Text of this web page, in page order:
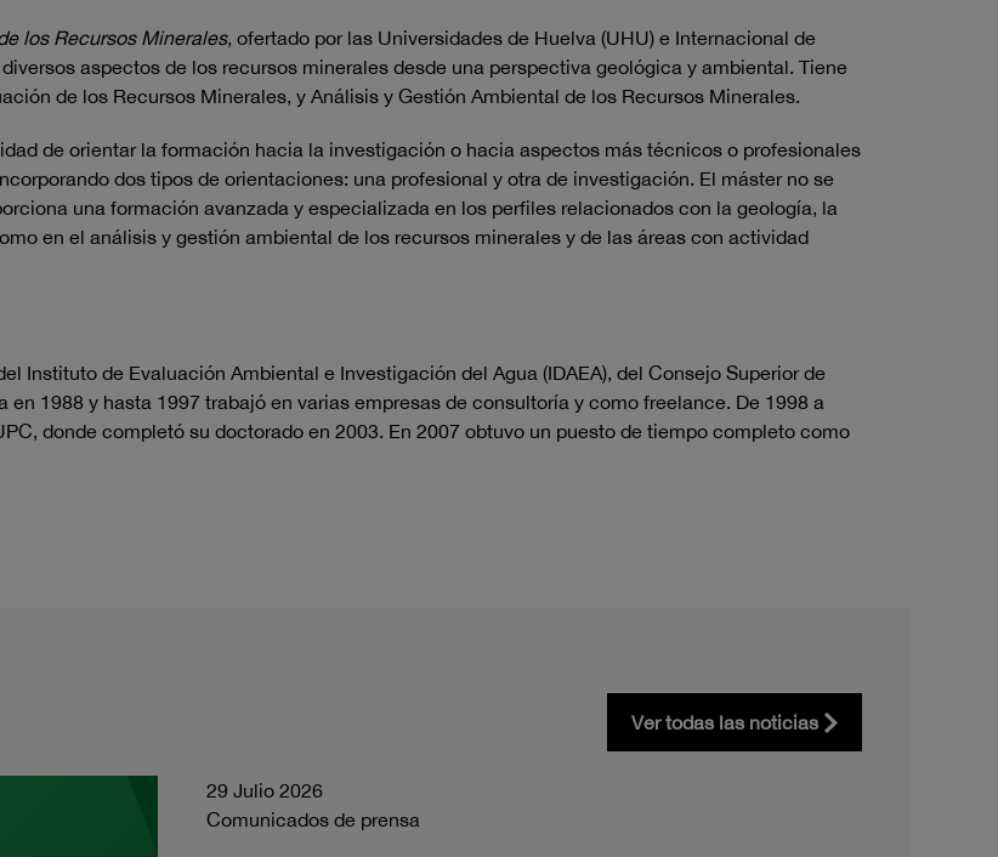
los Recursos Minerales, ofertado por las Universidades de Huelva (UHU) e Internacional de
aspectos de los recursos minerales desde una perspectiva geológica y ambiental. Tiene
de los Recursos Minerales, y Análisis y Gestión Ambiental de los Recursos Minerales.
de orientar la formación hacia la investigación o hacia aspectos más técnicos o profesionales
dos tipos de orientaciones: una profesional y otra de investigación. El máster no se
una formación avanzada y especializada en los perfiles relacionados con la geología, la
en el análisis y gestión ambiental de los recursos minerales y de las áreas con actividad
Instituto de Evaluación Ambiental e Investigación del Agua (IDAEA), del Consejo Superior de
1988 y hasta 1997 trabajó en varias empresas de consultoría y como freelance. De 1998 a
donde completó su doctorado en 2003. En 2007 obtuvo un puesto de tiempo completo como
Ver todas las noticias
29 Julio 2026
Comunicados de prensa